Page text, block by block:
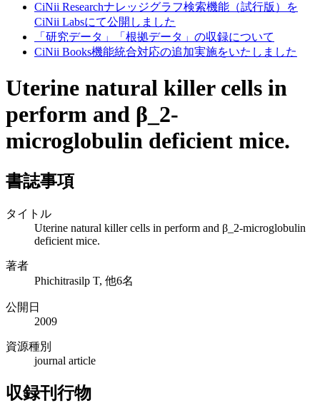
CiNii Researchナレッジグラフ検索機能（試行版）を
CiNii Labsにて公開しました
「研究データ」「根拠データ」の収録について
CiNii Books機能統合対応の追加実施をいたしました
Uterine natural killer cells in
perform and β_2-
microglobulin deficient mice.
書誌事項
タイトル
Uterine natural killer cells in perform and β_2-microglobulin
deficient mice.
著者
Phichitrasilp T, 他6名
公開日
2009
資源種別
journal article
収録刊行物